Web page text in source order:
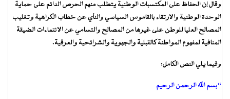
وقال إن الحفاظ على المكتسبات الوطنية يتطلب منهم الحرص الدائم على حماية
الوحدة الوطنية والارتقاء بالقاموس السياسي والنأي عن خطاب الكراهية وتغليب
المصالح العليا للوطن على غيرها من المصالح والتسامي عن الانتماءات الضيقة
المنافية لمفهوم المواطنة كالقبلية والجهوية والشرائحية والعرقية.
وفيما يلي النص الكامل:
“بسم الله الرحمن الرحيم